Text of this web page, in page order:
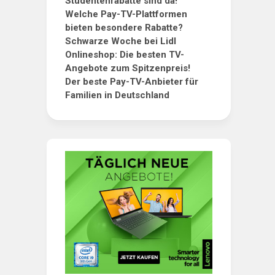
Welche Pay-TV-Plattformen
bieten besondere Rabatte?
Schwarze Woche bei Lidl
Onlineshop: Die besten TV-
Angebote zum Spitzenpreis!
Der beste Pay-TV-Anbieter für
Familien in Deutschland